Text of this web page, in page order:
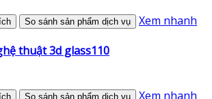
So sánh sản phẩm dịch vụ Xem nhanh
thuật 3d glass110
So sánh sản phẩm dịch vụ Xem nhanh